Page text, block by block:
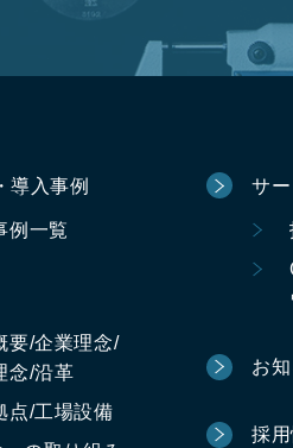
導入事例
例一覧
要/企業理念/
念/沿革
点/工場設備
サ
お
採